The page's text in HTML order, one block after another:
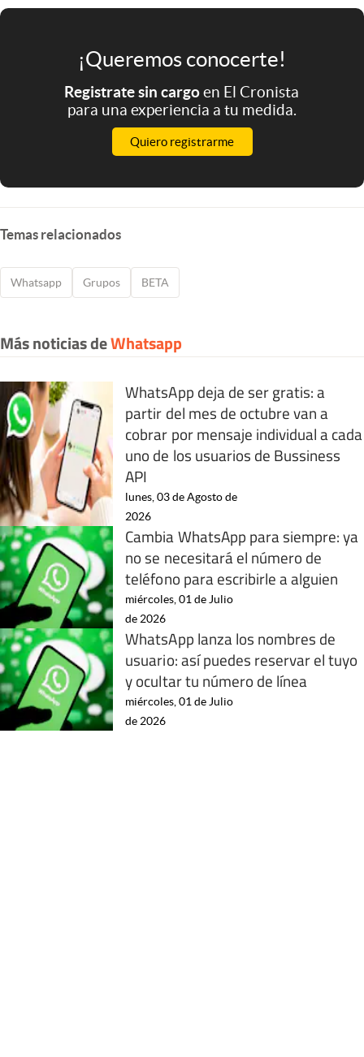
¡Queremos conocerte!
Registrate sin cargoen El Cronista
para una experiencia a tu medida.
Quiero registrarme
Temas relacionados
Whatsapp Grupos BETA
Más noticias deWhatsapp
WhatsApp deja de ser gratis: a
partir del mes de octubre van a
cobrar por mensaje individual a cada
uno de los usuarios de Bussiness
API
lunes, 03 de Agosto de
2026
Cambia WhatsApp para siempre: ya
no se necesitará el número de
teléfono para escribirle a alguien
miércoles, 01 de Julio
de 2026
WhatsApp lanza los nombres de
usuario: así puedes reservar el tuyo
y ocultar tu número de línea
miércoles, 01 de Julio
de 2026